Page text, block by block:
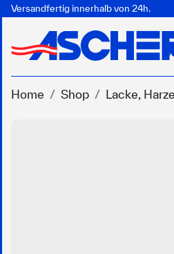
Versandfertig innerhalb von 24h.
Home Shop Lacke,